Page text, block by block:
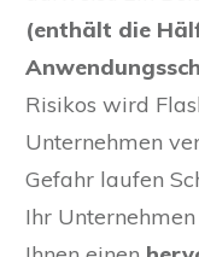
(enthält die
Risikos wird
Unternehmen
Gefahr laufen
Ihr